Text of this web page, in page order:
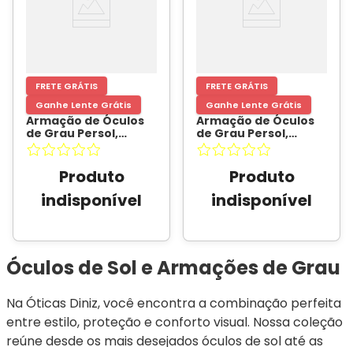
FRETE GRÁTIS
Ganhe Lente Grátis
Armação de Óculos
de Grau Persol,
modelo PO3237V, cor
204, tamanho 52
PERSOLProduto
indisponível
FRETE GRÁTIS
Ganhe Lente Grátis
Armação de Óculos
de Grau Persol,
modelo PO3050V, cor
95, tamanho 55
PERSOLProduto
indisponível
Óculos de Sol e Armações de Grau
Na Óticas Diniz, você encontra a combinação perfeita
entre estilo, proteção e conforto visual. Nossa coleção
reúne desde os mais desejados óculos de sol até as